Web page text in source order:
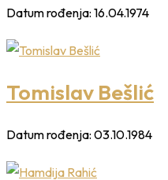
Datum rođenja: 16.04.1974
Tomislav Bešlić
Datum rođenja: 03.10.1984